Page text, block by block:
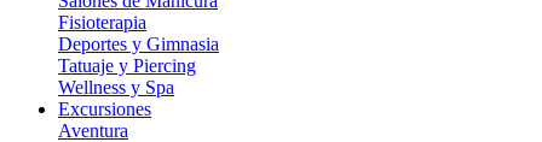
Fisioterapia
Deportes y Gimnasia
Tatuaje y Piercing
Wellness y Spa
Excursiones
Aventura